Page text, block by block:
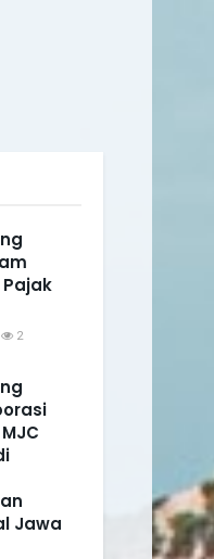
2
Jawa